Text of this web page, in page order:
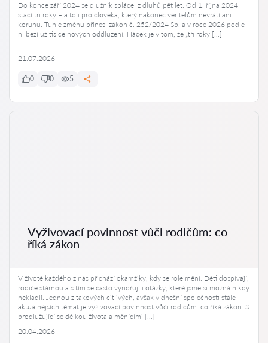
Do konce září 2024 se dlužník splácel z dluhů pět let. Od 1. října 2024
stačí tři roky – a to i pro člověka, který nakonec věřitelům nevrátí ani
korunu. Tuhle změnu přinesl zákon č. 252/2024 Sb. a v roce 2026 podle
ní běží už tisíce nových oddlužení. Háček je v tom, že „tři roky […]
21.07.2026
0 0 5
Vyživovací povinnost vůči rodičům: co
říká zákon
V životě každého z nás přichází okamžiky, kdy se role mění. Děti dospívají,
rodiče stárnou a s tím se často vynořují i otázky, které jsme si možná nikdy
nekladli. Jednou z takových citlivých, avšak v dnešní společnosti stále
aktuálnějších témat je vyživovací povinnost vůči rodičům: co říká zákon. S
prodlužující se délkou života a měnícími […]
20.04.2026